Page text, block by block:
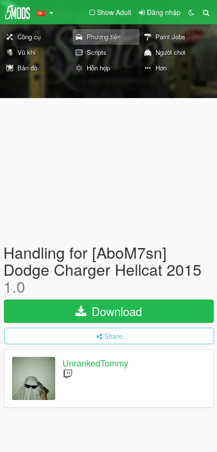
Show Adult Đăng nhập
Công cụ Phương tiện
Paint Jobs
Vũ khí
Scripts
Người chơi
Bản đồ
Hỗn hợp Hơn
Handling for [AboM7sn]
Dodge Charger Hellcat 2015
1.0
Download
Share
UnrankedTommy